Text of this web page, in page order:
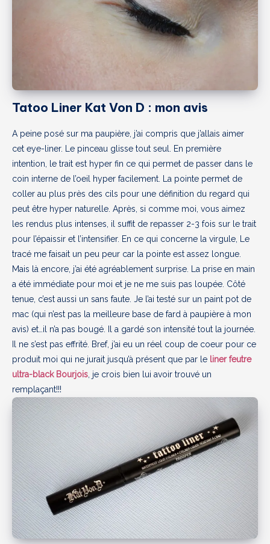
Tatoo Liner Kat Von D : mon avis
A peine posé sur ma paupière, j’ai compris que j’allais aimer
cet eye-liner. Le pinceau glisse tout seul. En première
intention, le trait est hyper fin ce qui permet de passer dans le
coin interne de l’oeil hyper facilement. La pointe permet de
coller au plus près des cils pour une définition du regard qui
peut être hyper naturelle. Après, si comme moi, vous aimez
les rendus plus intenses, il suffit de repasser 2-3 fois sur le trait
pour l’épaissir et l’intensifier. En ce qui concerne la virgule, Le
tracé me faisait un peu peur car la pointe est assez longue.
Mais là encore, j’ai été agréablement surprise. La prise en main
a été immédiate pour moi et je ne me suis pas loupée. Côté
tenue, c’est aussi un sans faute. Je l’ai testé sur un paint pot de
mac (qui n’est pas la meilleure base de fard à paupière à mon
avis) et…il n’a pas bougé. Il a gardé son intensité tout la journée.
Il ne s’est pas effrité. Bref, j’ai eu un réel coup de coeur pour ce
produit moi qui ne jurait jusqu’à présent que par le liner feutre
ultra-black Bourjois, je crois bien lui avoir trouvé un
remplaçant!!!